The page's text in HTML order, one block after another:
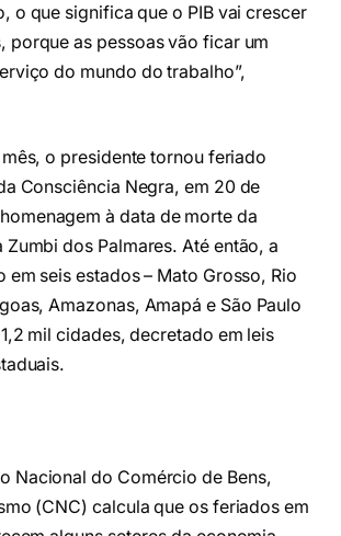
o que significa que o PIB vai crescer
porque as pessoas vão ficar um
do mundo do trabalho”,
o presidente tornou feriado
Consciência Negra, em 20 de
à data de morte da
Zumbi dos Palmares. Até então, a
em seis estados – Mato Grosso, Rio
Amazonas, Amapá e São Paulo
mil cidades, decretado em leis
Nacional do Comércio de Bens,
(CNC) calcula que os feriados em